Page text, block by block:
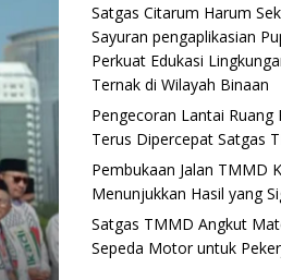
Satgas Citarum Harum
Sayuran pengaplikasian
Perkuat Edukasi
Ternak di Wilayah Binaan
Pengecoran Lantai Ruang
Terus Dipercepat Satgas
Pembukaan Jalan TMMD
Menunjukkan Hasil yang
Satgas TMMD Angkut
Sepeda Motor untuk